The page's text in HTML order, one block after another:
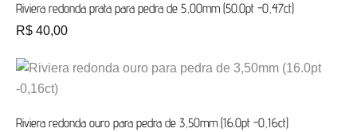
Riviera redonda prata para pedra de 5,00mm (50.0pt -0,47ct)
R$ 40,00
Riviera redonda ouro para pedra de 3,50mm (16.0pt -0,16ct)